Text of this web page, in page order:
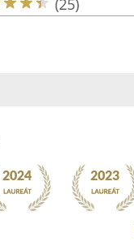
(25)